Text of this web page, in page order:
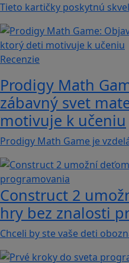
Tieto kartičky poskytnú
Recenzie
Prodigy Math
zábavný svet
motivuje k učeniu
Prodigy Math Game je
Construct 2
hry bez znalosti
Chceli by ste vaše deti